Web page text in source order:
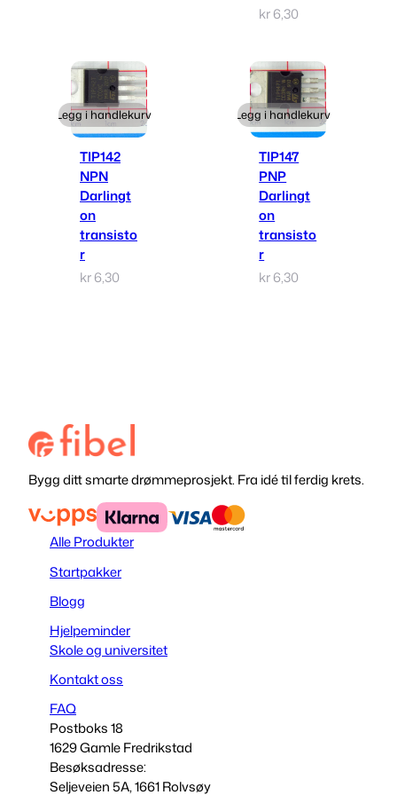
kr6,30
Legg i handlekurv
TIP142
NPN
Darlingt
on
transisto
r
kr6,30
Legg i handlekurv
TIP147
PNP
Darlingt
on
transisto
r
kr6,30
Bygg ditt smarte drømmeprosjekt. Fra idé til ferdig krets.
Alle Produkter
Startpakker
Blogg
Hjelpeminder
Skole og universitet
Kontakt oss
FAQ
Postboks 18
1629 Gamle Fredrikstad
Besøksadresse:
Seljeveien 5A, 1661 Rolvsøy